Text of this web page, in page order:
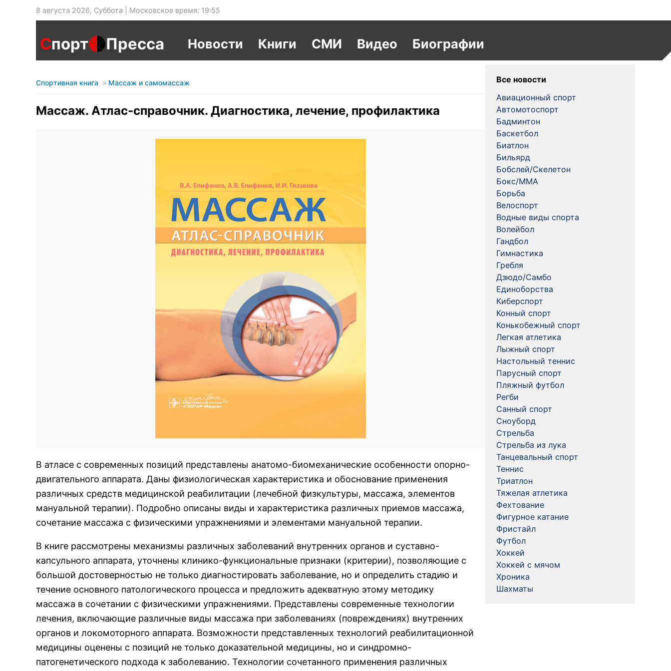
8 августа 2026, Суббота | Московское время: 19:55
Спорт Пресса Новости Книги СМИ Видео Биографии
Спортивная книга Массаж и самомассаж
Массаж. Атлас-справочник. Диагностика, лечение, профилактика
В атласе с современных позиций представлены анатомо-биомеханические особенности опорно-
двигательного аппарата. Даны физиологическая характеристика и обоснование применения
различных средств медицинской реабилитации (лечебной физкультуры, массажа, элементов
мануальной терапии). Подробно описаны виды и характеристика различных приемов массажа,
сочетание массажа с физическими упражнениями и элементами мануальной терапии.
В книге рассмотрены механизмы различных заболеваний внутренних органов и суставно-
капсульного аппарата, уточнены клинико-функциональные признаки (критерии), позволяющие с
большой достоверностью не только диагностировать заболевание, но и определить стадию и
течение основного патологического процесса и предложить адекватную этому методику
массажа в сочетании с физическими упражнениями. Представлены современные технологии
лечения, включающие различные виды массажа при заболеваниях (повреждениях) внутренних
органов и локомоторного аппарата. Возможности представленных технологий реабилитационной
медицины оценены с позиций не только доказательной медицины, но и синдромно-
патогенетического подхода к заболеванию. Технологии сочетанного применения различных
Все новости
Авиационный спорт
Автомотоспорт
Бадминтон
Баскетбол
Биатлон
Бильярд
Бобслей/Скелетон
Бокс/MMA
Борьба
Велоспорт
Водные виды спорта
Волейбол
Гандбол
Гимнастика
Гребля
Дзюдо/Самбо
Единоборства
Киберспорт
Конный спорт
Конькобежный спорт
Легкая атлетика
Лыжный спорт
Настольный теннис
Парусный спорт
Пляжный футбол
Регби
Санный спорт
Сноуборд
Стрельба
Стрельба из лука
Танцевальный спорт
Теннис
Триатлон
Тяжелая атлетика
Фехтование
Фигурное катание
Фристайл
Футбол
Хоккей
Хоккей с мячом
Хроника
Шахматы